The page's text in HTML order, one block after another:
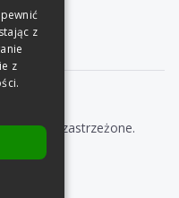
prawa zastrzeżone.
POLISH
ENGLISH
z
z